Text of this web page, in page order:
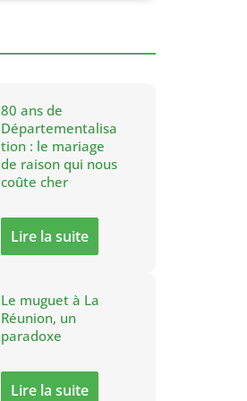
80 ans de
Départementalisa
tion : le mariage
de raison qui nous
coûte cher
Lire la suite
Le muguet à La
Réunion, un
paradoxe
Lire la suite